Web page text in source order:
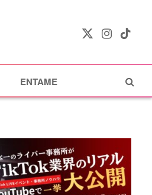
X
Instagram
TikTok
ENTAME